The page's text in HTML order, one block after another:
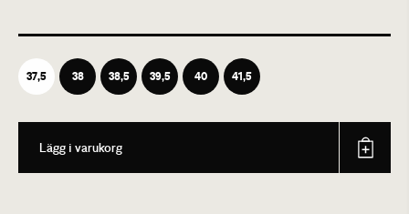
37,5 38 38,5 39,5 40 41,5
Lägg i varukorg